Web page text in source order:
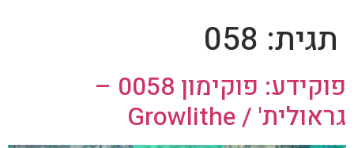
תגית: 058
פוקידע: פוקימון 0058 –
גראולית' / Growlithe